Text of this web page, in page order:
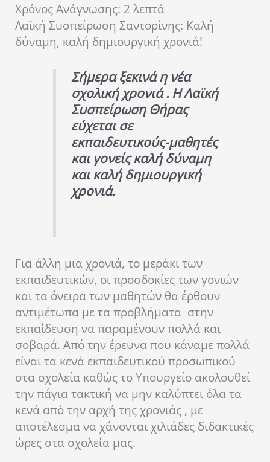
Χρόνος Ανάγνωσης: 2 λεπτά
Λαϊκή Συσπείρωση Σαντορίνης: Καλή
δύναμη, καλή δημιουργική χρονιά!
Σήμερα ξεκινά η νέα
σχολική χρονιά . Η Λαϊκή
Συσπείρωση Θήρας
εύχεται σε
εκπαιδευτικούς-μαθητές
και γονείς καλή δύναμη
και καλή δημιουργική
χρονιά.
Για άλλη μια χρονιά, το μεράκι των
εκπαιδευτικών, οι προσδοκίες των γονιών
και τα όνειρα των μαθητών θα έρθουν
αντιμέτωπα με τα προβλήματα στην
εκπαίδευση να παραμένουν πολλά και
σοβαρά. Από την έρευνα που κάναμε πολλά
είναι τα κενά εκπαιδευτικού προσωπικού
στα σχολεία καθώς το Υπουργείο ακολουθεί
την πάγια τακτική να μην καλύπτει όλα τα
κενά από την αρχή της χρονιάς , με
αποτέλεσμα να χάνονται χιλιάδες διδακτικές
ώρες στα σχολεία μας.